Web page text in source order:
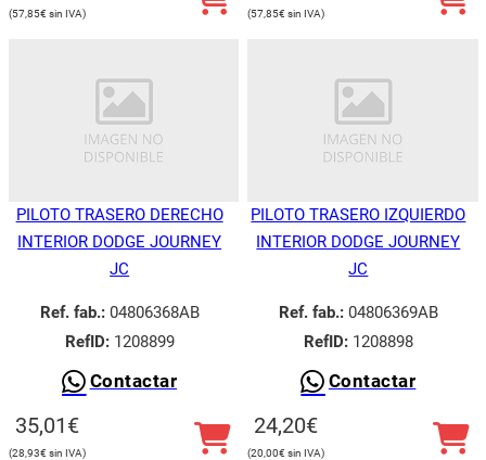
57,85€ 57,85€
PILOTO TRASERO DERECHO
INTERIOR DODGE JOURNEY
JC
Ref. fab.:04806368AB
RefID:1208899
Contactar
35,01€
28,93€
PILOTO TRASERO IZQUIERDO
INTERIOR DODGE JOURNEY
JC
Ref. fab.:04806369AB
RefID:1208898
Contactar
24,20€
20,00€